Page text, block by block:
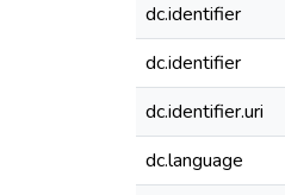
dc.identifier
dc.identifier
dc.identifier.uri
dc.language